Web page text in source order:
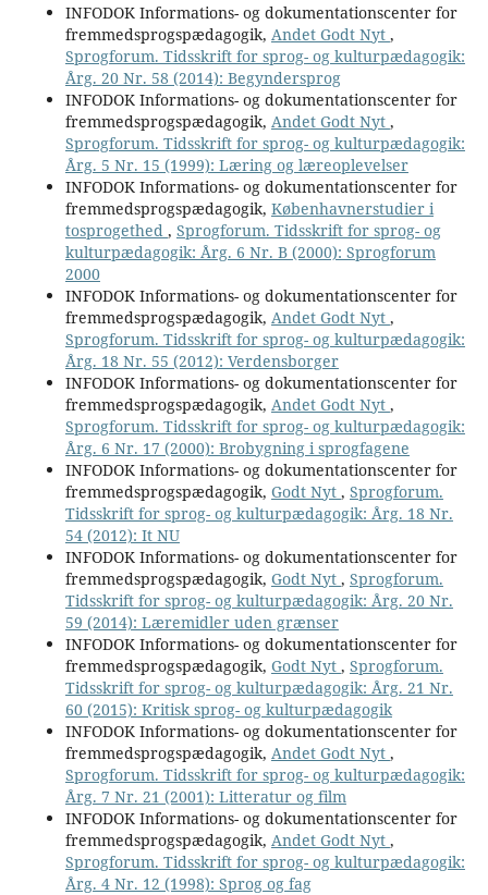
INFODOK Informations- og dokumentationscenter for
fremmedsprogspædagogik, Andet Godt Nyt ,
Sprogforum. Tidsskrift for sprog- og kulturpædagogik:
Årg. 20 Nr. 58 (2014): Begyndersprog
INFODOK Informations- og dokumentationscenter for
fremmedsprogspædagogik, Andet Godt Nyt ,
Sprogforum. Tidsskrift for sprog- og kulturpædagogik:
Årg. 5 Nr. 15 (1999): Læring og læreoplevelser
INFODOK Informations- og dokumentationscenter for
fremmedsprogspædagogik, Københavnerstudier i
tosprogethed , Sprogforum. Tidsskrift for sprog- og
kulturpædagogik: Årg. 6 Nr. B (2000): Sprogforum
2000
INFODOK Informations- og dokumentationscenter for
fremmedsprogspædagogik, Andet Godt Nyt ,
Sprogforum. Tidsskrift for sprog- og kulturpædagogik:
Årg. 18 Nr. 55 (2012): Verdensborger
INFODOK Informations- og dokumentationscenter for
fremmedsprogspædagogik, Andet Godt Nyt ,
Sprogforum. Tidsskrift for sprog- og kulturpædagogik:
Årg. 6 Nr. 17 (2000): Brobygning i sprogfagene
INFODOK Informations- og dokumentationscenter for
fremmedsprogspædagogik, Godt Nyt , Sprogforum.
Tidsskrift for sprog- og kulturpædagogik: Årg. 18 Nr.
54 (2012): It NU
INFODOK Informations- og dokumentationscenter for
fremmedsprogspædagogik, Godt Nyt , Sprogforum.
Tidsskrift for sprog- og kulturpædagogik: Årg. 20 Nr.
59 (2014): Læremidler uden grænser
INFODOK Informations- og dokumentationscenter for
fremmedsprogspædagogik, Godt Nyt , Sprogforum.
Tidsskrift for sprog- og kulturpædagogik: Årg. 21 Nr.
60 (2015): Kritisk sprog- og kulturpædagogik
INFODOK Informations- og dokumentationscenter for
fremmedsprogspædagogik, Andet Godt Nyt ,
Sprogforum. Tidsskrift for sprog- og kulturpædagogik:
Årg. 7 Nr. 21 (2001): Litteratur og film
INFODOK Informations- og dokumentationscenter for
fremmedsprogspædagogik, Andet Godt Nyt ,
Sprogforum. Tidsskrift for sprog- og kulturpædagogik:
Årg. 4 Nr. 12 (1998): Sprog og fag